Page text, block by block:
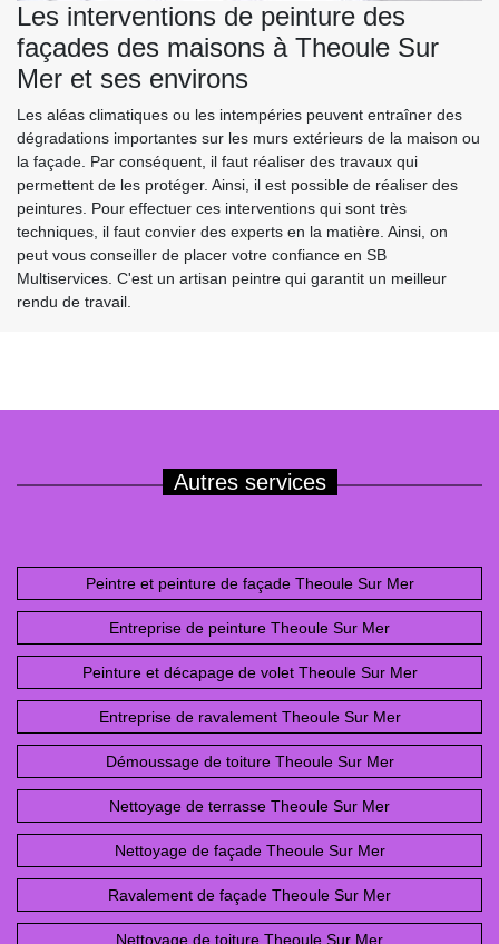
Les interventions de peinture des
façades des maisons à Theoule Sur
Mer et ses environs
Les aléas climatiques ou les intempéries peuvent entraîner des
dégradations importantes sur les murs extérieurs de la maison ou
la façade. Par conséquent, il faut réaliser des travaux qui
permettent de les protéger. Ainsi, il est possible de réaliser des
peintures. Pour effectuer ces interventions qui sont très
techniques, il faut convier des experts en la matière. Ainsi, on
peut vous conseiller de placer votre confiance en SB
Multiservices. C'est un artisan peintre qui garantit un meilleur
rendu de travail.
Autres services
Peintre et peinture de façade Theoule Sur Mer
Entreprise de peinture Theoule Sur Mer
Peinture et décapage de volet Theoule Sur Mer
Entreprise de ravalement Theoule Sur Mer
Démoussage de toiture Theoule Sur Mer
Nettoyage de terrasse Theoule Sur Mer
Nettoyage de façade Theoule Sur Mer
Ravalement de façade Theoule Sur Mer
Nettoyage de toiture Theoule Sur Mer